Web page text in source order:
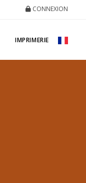
CONNEXION
IMPRIMERIE